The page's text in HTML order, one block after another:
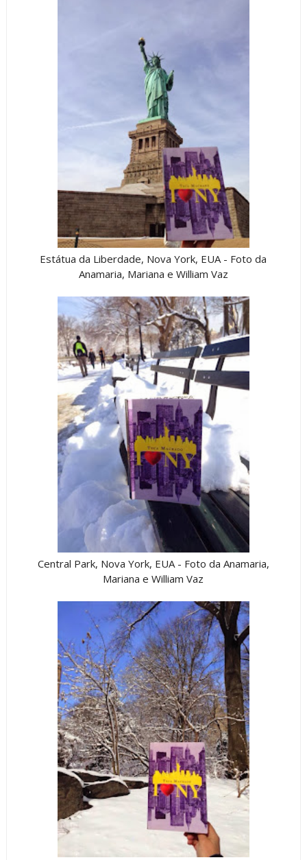
Estátua da Liberdade, Nova York, EUA - Foto da
Anamaria, Mariana e William Vaz
Central Park, Nova York, EUA - Foto da Anamaria,
Mariana e William Vaz